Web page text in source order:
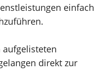
einfach
aufgelisteten
direkt zur